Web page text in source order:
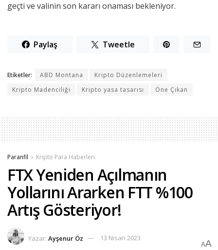
geçti ve valinin son kararı onaması bekleniyor.
Paylaş Tweetle
Etiketler: ABD Montana
Kripto Düzenlemeleri
Kripto Madenciliği
Kripto yasa tasarısı Öne Çıkan
Paranfil Kripto Para Haberleri
FTX Yeniden Açılmanın
Yollarını Ararken FTT %100
Artış Gösteriyor!
Yazar: Ayşenur Öz 13 Nisan 2023
AA